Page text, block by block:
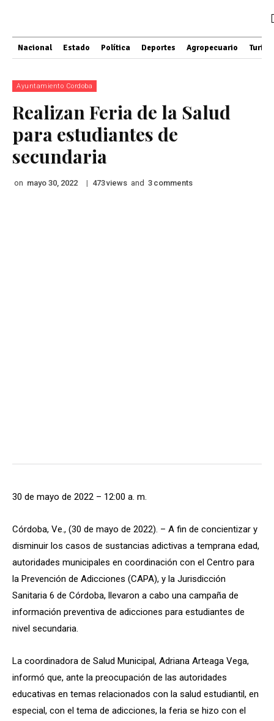
Nacional Estado Política Deportes Agropecuario
Ayuntamiento Cordoba
Realizan Feria de la Salud
para estudiantes de
secundaria
on mayo 30, 2022 | 473views and 3 comments
30 de mayo de 2022 – 12:00 a. m.
Córdoba, Ve., (30 de mayo de 2022). – A fin de concientizar y
disminuir los casos de sustancias adictivas a temprana edad,
autoridades municipales en coordinación con el Centro para
la Prevención de Adicciones (CAPA), y la Jurisdicción
Sanitaria 6 de Córdoba, llevaron a cabo una campaña de
información preventiva de adicciones para estudiantes de
nivel secundaria.
La coordinadora de Salud Municipal, Adriana Arteaga Vega,
informó que, ante la preocupación de las autoridades
educativas en temas relacionados con la salud estudiantil, en
especial, con el tema de adicciones, la feria se hizo con el